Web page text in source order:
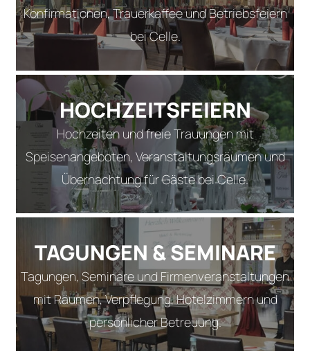
Konfirmationen, Trauerkaffee und Betriebsfeiern
bei Celle.
HOCHZEITSFEIERN
Hochzeiten und freie Trauungen mit
Speisenangeboten, Veranstaltungsräumen und
Übernachtung für Gäste bei Celle.
TAGUNGEN & SEMINARE
Tagungen, Seminare und Firmenveranstaltungen
mit Räumen, Verpflegung, Hotelzimmern und
persönlicher Betreuung.